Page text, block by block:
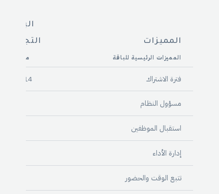
المميزات
المميزات الرئيسية للباقة
الباقة
التجريبية
مجاناً
فترة الاشتراك 14 يوم
مسؤول النظام
استقبال الموظفين
إدارة الأداء
تتبع الوقت والحضور